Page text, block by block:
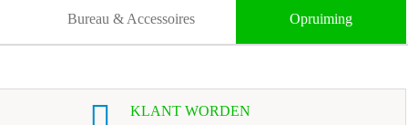
Bureau & Accessoires Opruiming
KLANT WORDEN